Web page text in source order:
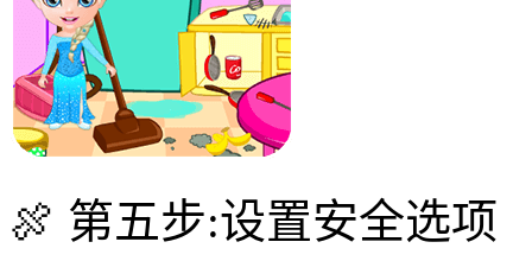
🍖 第五步:设置安全选项